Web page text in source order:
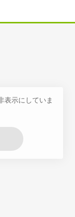
表示にしていま